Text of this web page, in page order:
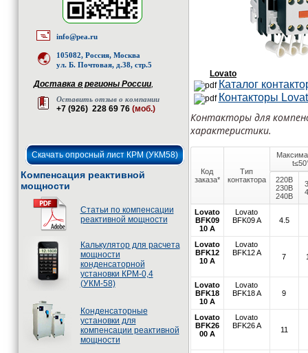
info@pea.ru
105082, Россия, Москва
ул. Б. Почтовая, д.38, стр.5
Доставка в регионы России,
Оставить отзыв о компании
+7 (926) 228 69 76 (моб.)
Скачать опросный лист КРМ (УКМ58)
Компенсация реактивной
мощности
Статьи по компенсации
реактивной мощности
Калькулятор для расчета
мощности
конденсаторной
установки КРМ-0,4
(УКМ-58)
Конденсаторные
установки для
компенсации реактивной
мощности
Lovato
Каталог
Контакторы
Контакторы для
характеристики.
Код
заказа*
Тип
контактора
220В
230В
240В
Lovato
BFK09
10 A
Lovato
BFK09 A
4.5
Lovato
BFK12
10 A
Lovato
BFK12 A
7
Lovato
BFK18
10 A
Lovato
BFK18 A
9
Lovato
BFK26
00 A
Lovato
BFK26 A
11